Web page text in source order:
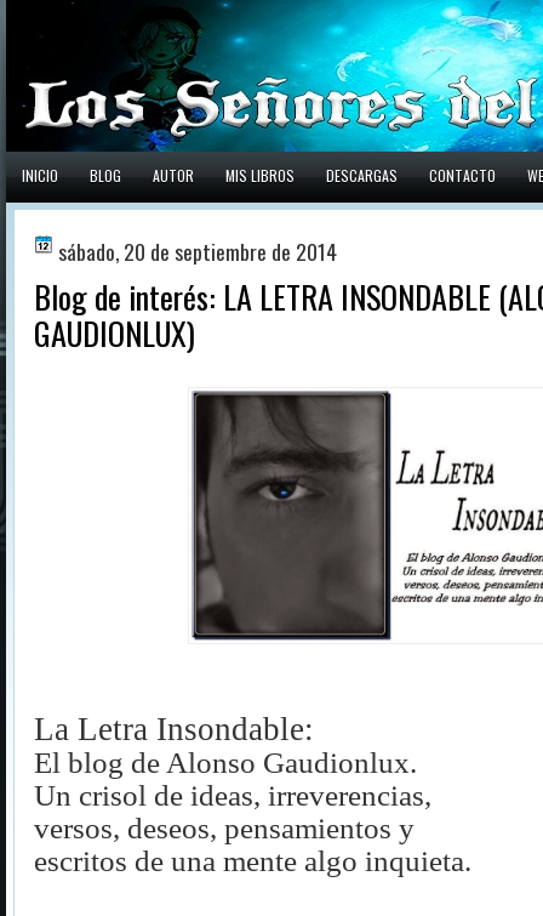
INICIO BLOG AUTOR MIS LIBROS DESCARGAS CONTACTO
sábado, 20 de septiembre de 2014
Blog de interés: LA LETRA INSONDABLE
GAUDIONLUX)
La Letra Insondable:
El blog de Alonso Gaudionlux.
Un crisol de ideas, irreverencias,
versos, deseos, pensamientos y
escritos de una mente algo inquieta.